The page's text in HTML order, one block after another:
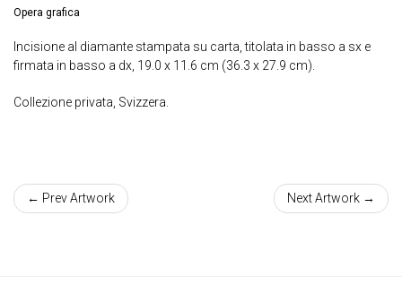
Opera grafica
Incisione al diamante stampata su carta, titolata in basso a sx e
firmata in basso a dx, 19.0 x 11.6 cm (36.3 x 27.9 cm).
Collezione privata, Svizzera.
← Prev Artwork Next Artwork →